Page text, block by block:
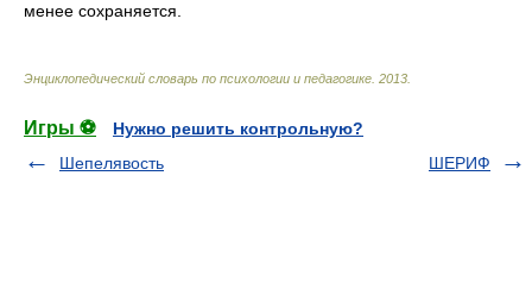
менее сохраняется.
Энциклопедический словарь по психологии и педагогике 2013
Игры ⚽
Нужно решить контрольную?
Шепелявость
ШЕРИФ